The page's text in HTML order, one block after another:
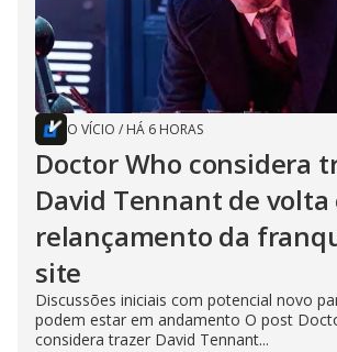
O VÍCIO / HÁ 6 HORAS
Doctor Who considera
David Tennant de volta
relançamento da
site
Discussões iniciais com potencial novo
podem estar em andamento O post
considera trazer David Tennant...